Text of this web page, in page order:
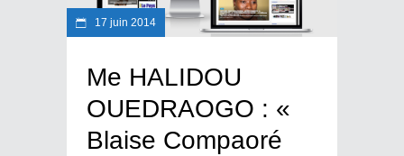
17 juin 2014
Me HALIDOU
OUEDRAOGO : «
Blaise Compaoré